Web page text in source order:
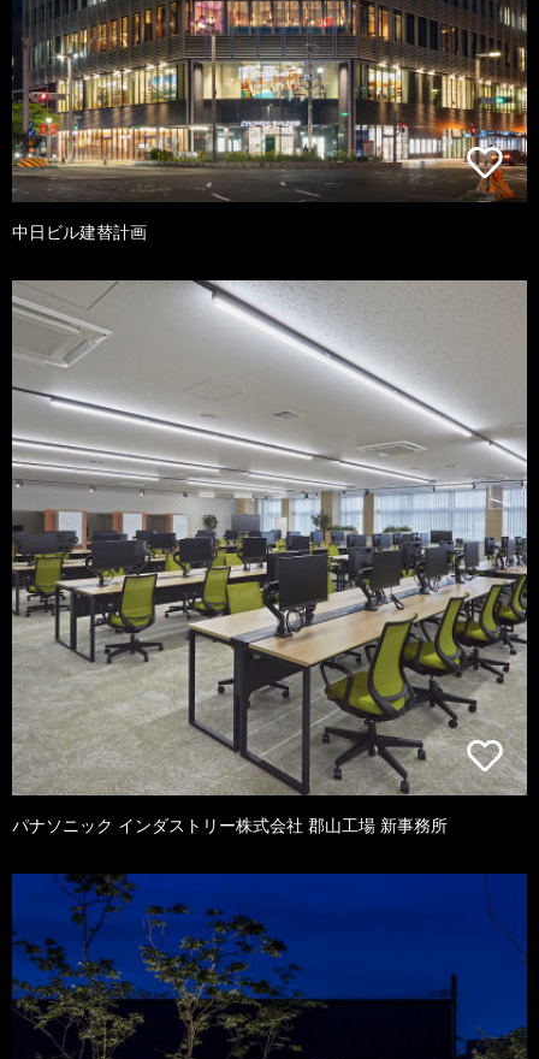
中日ビル建替計画
パナソニック インダストリー株式会社 郡山工場 新事務所